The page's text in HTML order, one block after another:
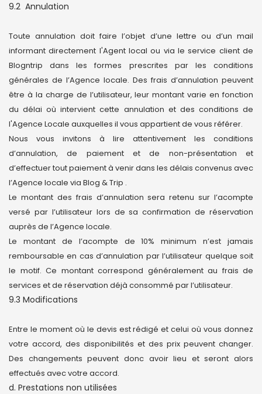
9.2 Annulation
Toute annulation doit faire l’objet d’une lettre ou d’un mail
informant directement l'Agent local ou via le service client de
Blogntrip dans les formes prescrites par les conditions
générales de l’Agence locale. Des frais d’annulation peuvent
être à la charge de l’utilisateur, leur montant varie en fonction
du délai où intervient cette annulation et des conditions de
l'Agence Locale auxquelles il vous appartient de vous référer.
Nous vous invitons à lire attentivement les conditions
d’annulation, de paiement et de non-présentation et
d’effectuer tout paiement à venir dans les délais convenus avec
l’Agence locale via Blog & Trip .
Le montant des frais d’annulation sera retenu sur l’acompte
versé par l’utilisateur lors de sa confirmation de réservation
auprès de l’Agence locale.
Le montant de l’acompte de 10% minimum n’est jamais
remboursable en cas d’annulation par l’utilisateur quelque soit
le motif. Ce montant correspond généralement au frais de
services et de réservation déjà consommé par l’utilisateur.
9.3 Modifications
Entre le moment où le devis est rédigé et celui où vous donnez
votre accord, des disponibilités et des prix peuvent changer.
Des changements peuvent donc avoir lieu et seront alors
effectués avec votre accord.
d. Prestations non utilisées